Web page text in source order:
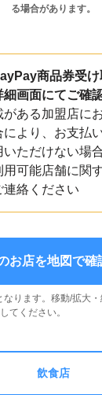
る場合があります。
商品券受
画面にてご確
ある加盟店に
により、お支払
ただけない場
用可能店舗に関
連絡ください
お店を地図で確
ります。移動/拡大
てください。
飲食店